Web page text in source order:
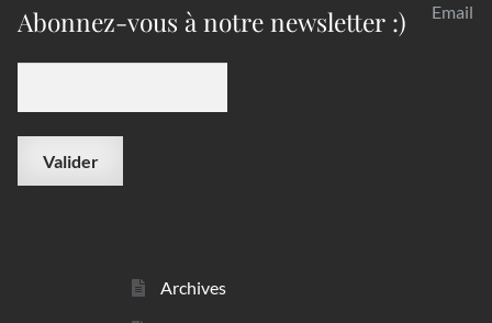
Abonnez-vous à notre newsletter :) Email
Archives